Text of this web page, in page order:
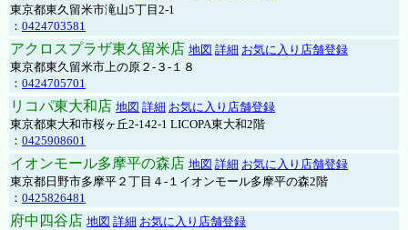
東京都東久留米市滝山5丁目2-1
： 0424703581
アクロスプラザ東久留米店 地図 詳細 お気に入り店舗登録
東京都東久留米市上の原２-３-１８
： 0424705701
リコパ東大和店 地図 詳細 お気に入り店舗登録
東京都東大和市桜ヶ丘2-142-1 LICOPA東大和2階
： 0425908601
イオンモール多摩平の森店 地図 詳細 お気に入り店舗登録
東京都日野市多摩平２丁目４-１イオンモール多摩平の森2階
： 0425826481
府中四谷店 地図 詳細 お気に入り店舗登録